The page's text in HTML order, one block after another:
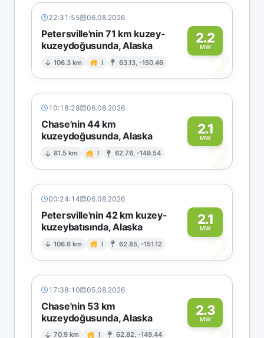
22:31:55 06.08.2026
Petersville'nin 71 km kuzey-
kuzeydoğusunda, Alaska
106.3 km I 63.13, -150.46
2.2
MW2
10:18:28 06.08.2026
Chase'nin 44 km
kuzeydoğusunda, Alaska
81.5 km I 62.76, -149.54
2.1
MW2
00:24:14 06.08.2026
Petersville'nin 42 km kuzey-
kuzeybatısında, Alaska
106.6 km I 62.85, -151.12
2.1
MW2
17:38:10 05.08.2026
Chase'nin 53 km
kuzeydoğusunda, Alaska
70.9 km I 62.82, -149.44
2.3
MW